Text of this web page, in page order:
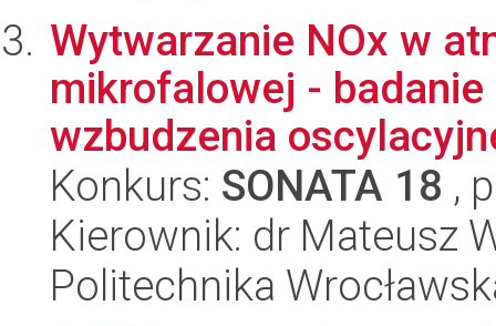
Wytwarzanie NOx w
mikrofalowej - badanie
wzbudzenia
Konkurs: SONATA 18 ,
Kierownik: dr Mateusz
Politechnika